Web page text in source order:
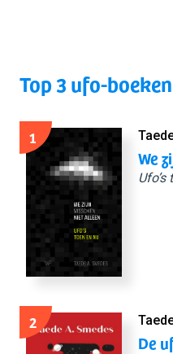
Top 3 ufo-boeken
1
We
2
De